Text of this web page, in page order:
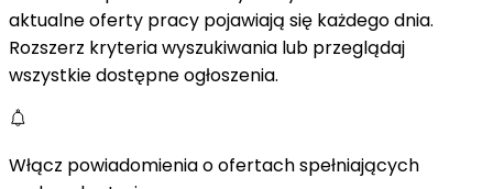
aktualne oferty pracy pojawiają się każdego dnia.
Rozszerz kryteria wyszukiwania lub przeglądaj
wszystkie dostępne ogłoszenia.
Włącz powiadomienia o ofertach spełniających